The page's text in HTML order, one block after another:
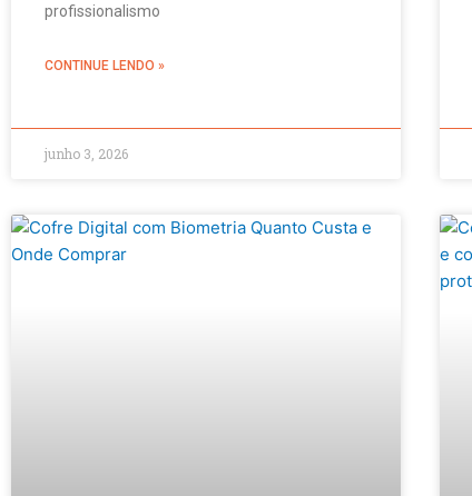
profissionalismo
CONTINUE LENDO »
junho 3, 2026